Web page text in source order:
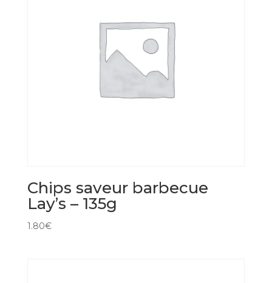
Chips saveur barbecue
Lay’s – 135g
1.80€